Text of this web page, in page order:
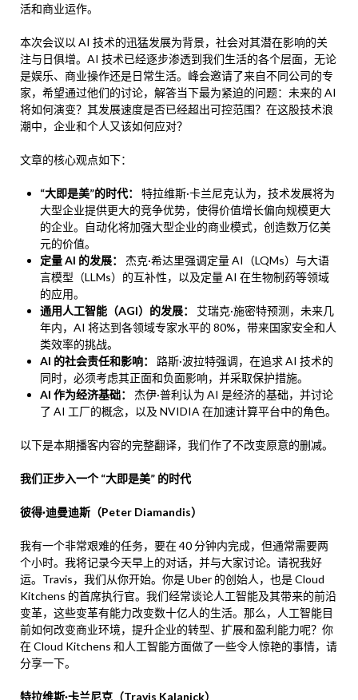
活和商业运作。
本次会议以 AI 技术的迅猛发展为背景，社会对其潜在影响的关
注与日俱增。AI 技术已经逐步渗透到我们生活的各个层面，无论
是娱乐、商业操作还是日常生活。峰会邀请了来自不同公司的专
家，希望通过他们的讨论，解答当下最为紧迫的问题：未来的 AI
将如何演变？其发展速度是否已经超出可控范围？在这股技术浪
潮中，企业和个人又该如何应对？
文章的核心观点如下：
“大即是美”的时代：
特拉维斯·卡兰尼克认为，技术发展将为
大型企业提供更大的竞争优势，使得价值增长偏向规模更大
的企业。自动化将加强大型企业的商业模式，创造数万亿美
元的价值。
定量 AI 的发展：
杰克·希达里强调定量 AI（LQMs）与大语
言模型（LLMs）的互补性，以及定量 AI 在生物制药等领域
的应用。
通用人工智能（AGI）的发展：
艾瑞克·施密特预测，未来几
年内，AI 将达到各领域专家水平的 80%，带来国家安全和人
类效率的挑战。
AI 的社会责任和影响：
路斯·波拉特强调，在追求 AI 技术的
同时，必须考虑其正面和负面影响，并采取保护措施。
AI 作为经济基础：
杰伊·普利认为 AI 是经济的基础，并讨论
了 AI 工厂的概念，以及 NVIDIA 在加速计算平台中的角色。
以下是本期播客内容的完整翻译，我们作了不改变原意的删减。
我们正步入一个 “大即是美” 的时代
彼得·迪曼迪斯（Peter Diamandis）
我有一个非常艰难的任务，要在 40 分钟内完成，但通常需要两
个小时。我将记录今天早上的对话，并与大家讨论。请祝我好
运。Travis，我们从你开始。你是 Uber 的创始人，也是 Cloud
Kitchens 的首席执行官。我们经常谈论人工智能及其带来的前沿
变革，这些变革有能力改变数十亿人的生活。那么，人工智能目
前如何改变商业环境，提升企业的转型、扩展和盈利能力呢？你
在 Cloud Kitchens 和人工智能方面做了一些令人惊艳的事情，请
分享一下。
特拉维斯·卡兰尼克（Travis Kalanick）